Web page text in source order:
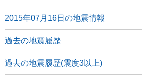
2015年07月16日の地震情報
過去の地震履歴
過去の地震履歴(震度3以上)